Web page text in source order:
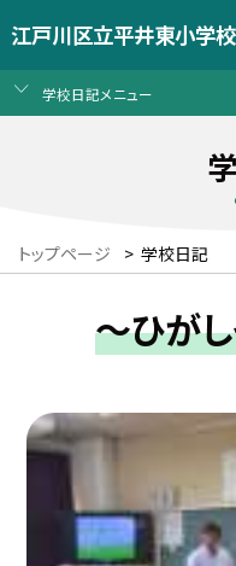
江戸川区立平井東小学校
学校日記メニュー
トップページ > 学校日記
～ひが